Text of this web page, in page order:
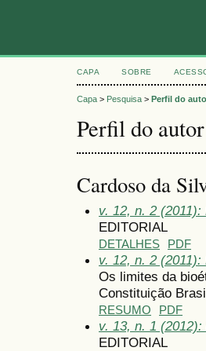
CAPA SOBRE
Capa > Pesquisa > Perfil do
Perfil do autor
Cardoso da
v. 12, n. 2
EDITORIAL
DETALHES PDF
v. 12, n. 2
Os limites da
Constituição
RESUMO PDF
v. 13, n. 1
EDITORIAL